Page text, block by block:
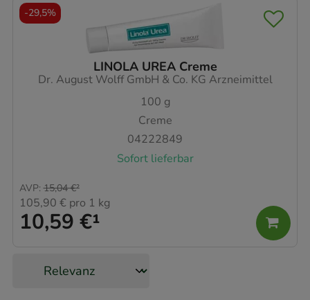
LINOLA UREA Creme
Dr. August Wolff GmbH & Co. KG Arzneimittel
100 g
Creme
04222849
Sofort lieferbar
10,59 €¹
AVP: 15,04 €²
105,90 € pro 1 kg
-29,5%